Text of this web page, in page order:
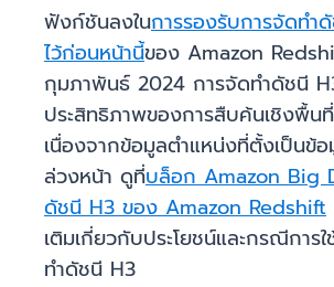
ฟังก์ชันลงในการรองรับการจัดทำ
ไว้ก่อนหน้านี้ของ Amazon
กุมภาพันธ์ 2024 การจัดทำดัชนี
ประสิทธิภาพของการสืบค้นเชิงพื้น
เนื่องจากข้อมูลตำแหน่งที่ตั้งเป็นข้
ล่วงหน้า ดูที่บล็อก Amazon Big
ดัชนี H3 ของ Amazon Redshift
เติมเกี่ยวกับประโยชน์และกรณีการ
ทำดัชนี H3